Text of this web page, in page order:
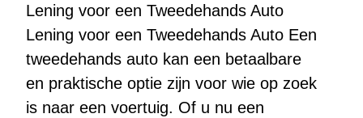
Lening voor een Tweedehands Auto
Lening voor een Tweedehands Auto Een
tweedehands auto kan een betaalbare
en praktische optie zijn voor wie op zoek
is naar een voertuig. Of u nu een